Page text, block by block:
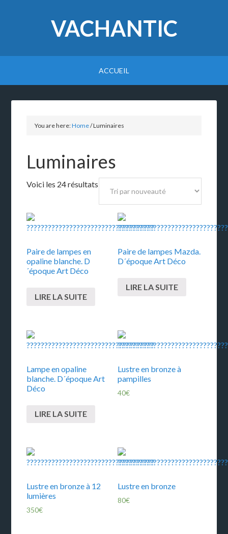
VACHANTIC
ACCUEIL
You are here:Home/Luminaires
Luminaires
Voici les 24 résultats
Paire de lampes en
opaline blanche. D
´époque Art Déco
LIRE LA SUITE
Paire de lampes Mazda.
D´époque Art Déco
LIRE LA SUITE
Lampe en opaline
blanche. D´époque Art
Déco
LIRE LA SUITE
Lustre en bronze à
pampilles
40€
Lustre en bronze à 12
lumières
350€
Lustre en bronze
80€